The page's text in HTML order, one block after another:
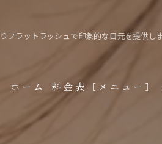
フラットラッシュで印象的な目元を提供し
ホーム 料金表［メニュー］